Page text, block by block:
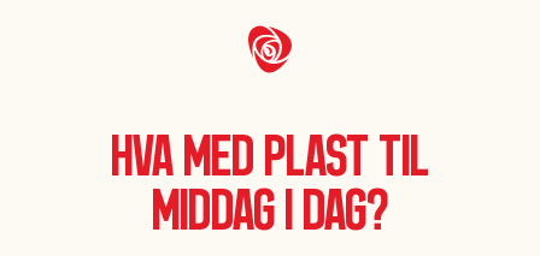
Hva med plast til
middag i dag?